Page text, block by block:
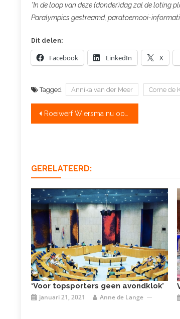
*In de loop van deze (donder)dag zal de loting
Paralympics gestreamd, paratoernooi-
Dit delen:
Facebook LinkedIn X
Tagged Annika van der Meer Corne de
Bericht
Roeiwerf Wiersma nu ook voor riggers!
GERELATEERD:
‘Voor topsporters geen avondklok’
januari 21, 2021 Anne de Lange